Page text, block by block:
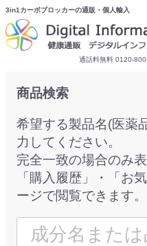
3in1カーボブロッカーの通販・個人輸入
通話料無料 0120-
商品検索
希望する製品名(医薬
力してください。
完全一致の場合のみ表
「購入履歴」・「お
ージで閲覧できます。